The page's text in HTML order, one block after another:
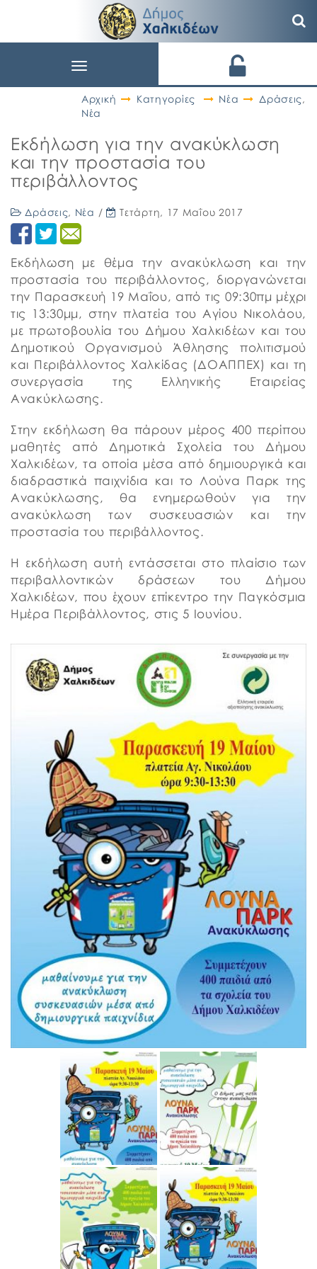
Toggle
Αρχική
Κατηγορίες Νέα Δράσεις,
Νέα
Εκδήλωση για την ανακύκλωση
και την προστασία του
περιβάλλοντος
Δράσεις, Νέα / Τετάρτη, 17 Μαΐου 2017
Εκδήλωση με θέμα την ανακύκλωση και την
προστασία του περιβάλλοντος, διοργανώνεται
την Παρασκευή 19 Μαΐου, από τις 09:30πμ μέχρι
τις 13:30μμ, στην πλατεία του Αγίου Νικολάου,
με πρωτοβουλία του Δήμου Χαλκιδέων και του
Δημοτικού Οργανισμού Άθλησης πολιτισμού
και Περιβάλλοντος Χαλκίδας (ΔΟΑΠΠΕΧ) και τη
συνεργασία της Ελληνικής Εταιρείας
Ανακύκλωσης.
Στην εκδήλωση θα πάρουν μέρος 400 περίπου
μαθητές από Δημοτικά Σχολεία του Δήμου
Χαλκιδέων, τα οποία μέσα από δημιουργικά και
διαδραστικά παιχνίδια και το Λούνα Παρκ της
Ανακύκλωσης, θα ενημερωθούν για την
ανακύκλωση των συσκευασιών και την
προστασία του περιβάλλοντος.
Η εκδήλωση αυτή εντάσσεται στο πλαίσιο των
περιβαλλοντικών δράσεων του Δήμου
Χαλκιδέων, που έχουν επίκεντρο την Παγκόσμια
Ημέρα Περιβάλλοντος, στις 5 Ιουνίου.